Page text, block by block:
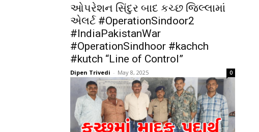
ઓપરેશન સિંદુર બાદ કચ્છ જિલ્લામાં
એલર્ટ #OperationSindoor2
#IndiaPakistanWar
#OperationSindhoor #kachch
#kutch “Line of Control”
Dipen Trivedi - May 8, 2025 0